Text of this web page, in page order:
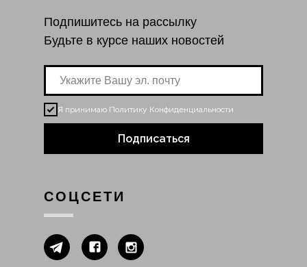
СОЦСЕТИ
Подпишитесь на рассылку
Будьте в курсе наших новостей
Я принимаю Политику Конфиденциальности
Подписаться